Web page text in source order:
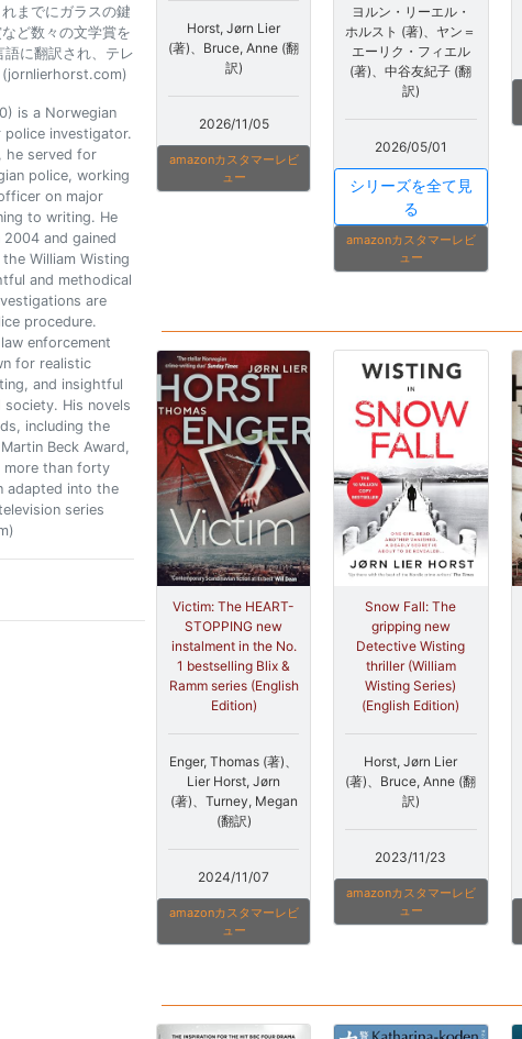
までにガラスの鍵
ど数々の文学賞を
に翻訳され、テレ
(jornlierhorst.com)
is a Norwegian
investigator.
he served for
police, working
on major
to writing. He
and gained
William Wisting
and methodical
are
procedure.
enforcement
for realistic
and insightful
His novels
including the
Beck Award,
more than forty
adapted into the
series
Horst, Jørn Lier
(著)、Bruce, Anne (翻
訳)
2026/11/05
amazonカスタマーレビ
ュー
ヨルン・リーエル・
ホルスト (著)、ヤン＝
エーリク・フィエル
(著)、中谷友紀子 (翻
訳)
2026/05/01
シリーズを全て見
る
amazonカスタマーレビ
ュー
Victim: The HEART-
STOPPING new
instalment in the No.
1 bestselling Blix &
Ramm series (English
Edition)
Enger, Thomas (著)、
Lier Horst, Jørn
(著)、Turney, Megan
(翻訳)
2024/11/07
amazonカスタマーレビ
ュー
Snow Fall: The
gripping new
Detective Wisting
thriller (William
Wisting Series)
(English Edition)
Horst, Jørn Lier
(著)、Bruce, Anne (翻
訳)
2023/11/23
amazonカスタマーレビ
ュー